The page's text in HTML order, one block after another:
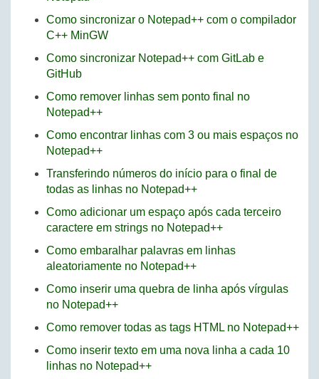
Como sincronizar o Notepad++ com o compilador
C++ MinGW
Como sincronizar Notepad++ com GitLab e
GitHub
Como remover linhas sem ponto final no
Notepad++
Como encontrar linhas com 3 ou mais espaços no
Notepad++
Transferindo números do início para o final de
todas as linhas no Notepad++
Como adicionar um espaço após cada terceiro
caractere em strings no Notepad++
Como embaralhar palavras em linhas
aleatoriamente no Notepad++
Como inserir uma quebra de linha após vírgulas
no Notepad++
Como remover todas as tags HTML no Notepad++
Como inserir texto em uma nova linha a cada 10
linhas no Notepad++